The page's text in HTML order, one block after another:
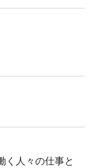
く人々の仕事と